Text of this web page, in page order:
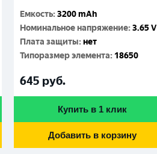
Емкость:3200 mAh
Номинальное напряжение:3.65 V
Плата защиты:нет
Типоразмер элемента: 18650
645 руб.
Купить в 1 клик
Добавить в корзину